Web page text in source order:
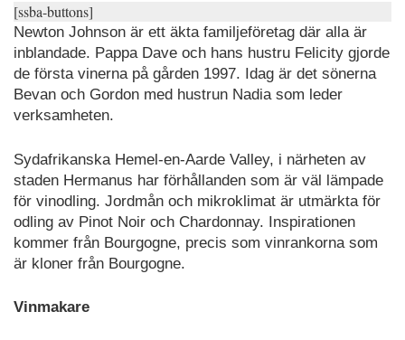
[ssba-buttons]
Newton Johnson är ett äkta familjeföretag där alla är
inblandade. Pappa Dave och hans hustru Felicity gjorde
de första vinerna på gården 1997. Idag är det sönerna
Bevan och Gordon med hustrun Nadia som leder
verksamheten.
Sydafrikanska Hemel-en-Aarde Valley, i närheten av
staden Hermanus har förhållanden som är väl lämpade
för vinodling. Jordmån och mikroklimat är utmärkta för
odling av Pinot Noir och Chardonnay. Inspirationen
kommer från Bourgogne, precis som vinrankorna som
är kloner från Bourgogne.
Vinmakare